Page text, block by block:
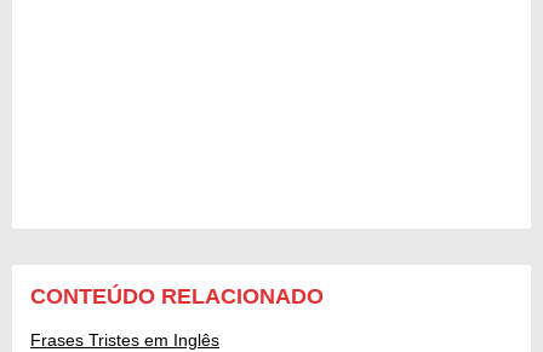
CONTEÚDO RELACIONADO
Frases Tristes em Inglês